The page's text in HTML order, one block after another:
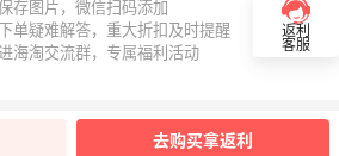
返利
客服
去购买拿返利